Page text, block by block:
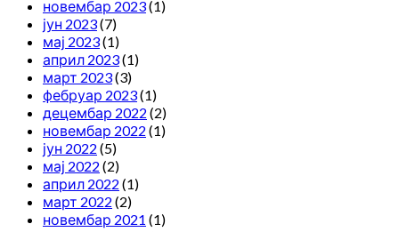
новембар 2023(1)
јун 2023(7)
мај 2023(1)
април 2023(1)
март 2023(3)
фебруар 2023(1)
децембар 2022 (2)
новембар 2022 (1)
јун 2022 (5)
мај 2022 (2)
април 2022 (1)
март 2022 (2)
новембар 2021 (1)